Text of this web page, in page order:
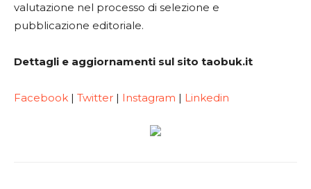
valutazione nel processo di selezione e
pubblicazione editoriale.
Dettagli e aggiornamenti sul sito taobuk.it
Facebook | Twitter | Instagram | Linkedin